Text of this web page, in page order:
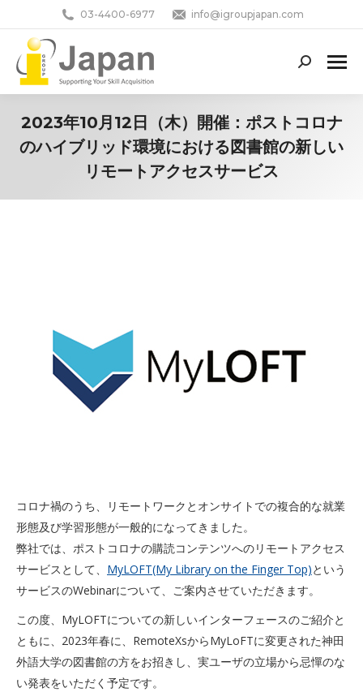
03-4400-6977 info@igroupjapan.com
Search:
2023年10月12日（木）開催：ポストコロナ
のハイブリッド環境における図書館の新しい
リモートアクセスサービス
コロナ禍のうち、リモートワークとオンサイトでの複合的な就業
形態及び学習形態が一般的になってきました。
弊社では、ポストコロナの購読コンテンツへのリモートアクセス
サービスとして、 MyLOFT(My Library on the Finger Top)という
サービスのWebinarについて、ご案内させていただきます。
この度、MyLOFTについての新しいインターフェースのご紹介と
ともに、2023年春に、RemoteXsからMyLoFTに変更された神田
外語大学の図書館の方をお招きし、実ユーザの立場から忌憚のな
い発表をいただく予定です。